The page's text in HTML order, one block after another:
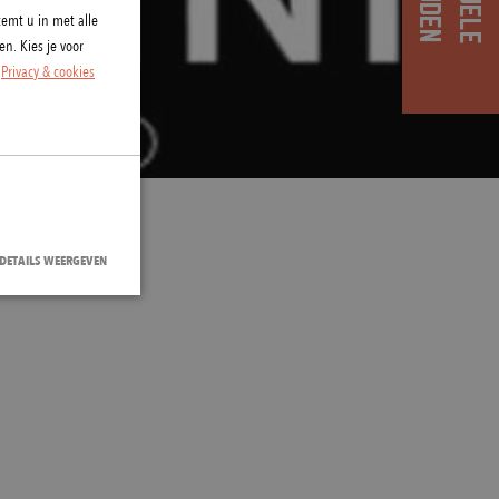
u in met alle
Kies je voor
Privacy & cookies
DETAILS WEERGEVEN
kan niet goed
om de
van Cookie-